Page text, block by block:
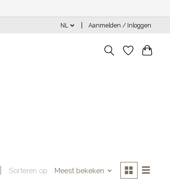
NL Aanmelden / Inloggen
Sorteren op Meest bekeken